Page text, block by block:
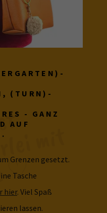
(TURN)-
- GANZ
AUF
Grenzen gesetzt.
Tasche
hier. Viel Spaß
lassen.